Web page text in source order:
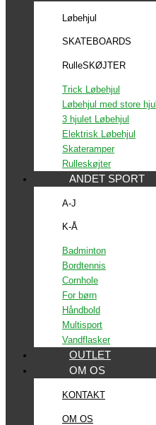
Løbehjul
SKATEBOARDS
RulleSKØJTER
Trick Løbehjul
Løbehjul med store hjul
3 hjulet Løbehjul
Elektrisk Løbehjul
Skateramper
Rulleskøjter
ANDET SPORT
A-J
K-Å
Badminton
Bordtennis
Cornhole
For børn
Håndbold
Multisport
Vandflasker
OUTLET
OM OS
KONTAKT
OM OS